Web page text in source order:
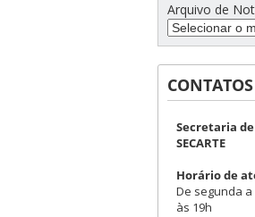
Arquivo de
CONTATOS
Secretaria
SECARTE
Horário de
De segunda
às 19h